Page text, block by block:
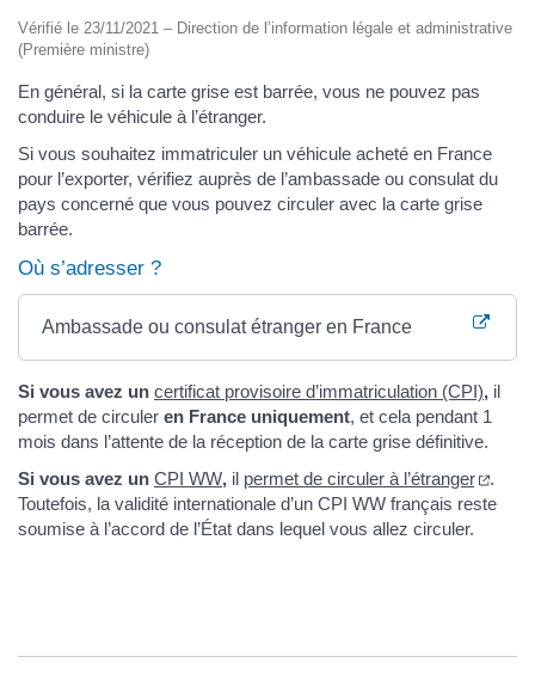
Vérifié le 23/11/2021 – Direction de l’information légale et administrative
(Première ministre)
En général, si la carte grise est barrée, vous ne pouvez pas
conduire le véhicule à l’étranger.
Si vous souhaitez immatriculer un véhicule acheté en France
pour l’exporter, vérifiez auprès de l’ambassade ou consulat du
pays concerné que vous pouvez circuler avec la carte grise
barrée.
Où s’adresser ?
Ambassade ou consulat étranger en France
Si vous avez un certificat provisoire d’immatriculation (CPI), il
permet de circuler en France uniquement, et cela pendant 1
mois dans l’attente de la réception de la carte grise définitive.
Si vous avez un CPI WW, il permet de circuler à l’étranger
.
Toutefois, la validité internationale d’un CPI WW français reste
soumise à l’accord de l’État dans lequel vous allez circuler.